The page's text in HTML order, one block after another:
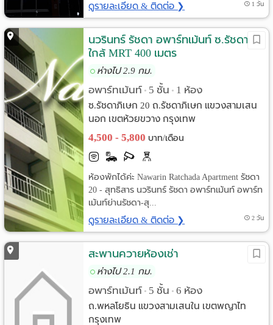
ดูรายละเอียด & ติดต่อ ❯ 1 วัน
นวรินทร์ รัชดา อพาร์ทเม้นท์ ซ.รัชดา 20
ใกล้ MRT 400 เมตร
ห่างไป 2.9 กม.
อพาร์ทเม้นท์ • 5 ชั้น • 1 ห้อง
ซ.รัชดาภิเษก 20 ถ.รัชดาภิเษก แขวงสามเสน
นอก เขตห้วยขวาง กรุงเทพ
4,500 - 5,800 บาท/เดือน
ห้องพักได้ค่ะ Nawarin Ratchada Apartment รัชดา
20 - สุทธิสาร นวรินทร์ รัชดา อพาร์ทเม้นท์ อพาร์ท
เม้นท์ย่านรัชดา-สุ...
ดูรายละเอียด & ติดต่อ ❯ 2 วัน
สะพานควายห้องเช่า
ห่างไป 2.1 กม.
อพาร์ทเม้นท์ • 5 ชั้น • 6 ห้อง
ถ.พหลโยธิน แขวงสามเสนใน เขตพญาไท
กรุงเทพ